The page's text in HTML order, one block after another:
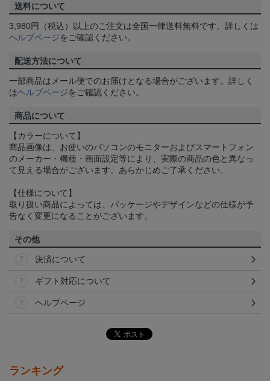
送料について
3,980円（税込）以上のご注文は全国一律送料無料です。詳しくは
ヘルプページをご確認ください。
配送方法について
一部商品はメール便でのお届けとなる場合がございます。詳しく
はヘルプページをご確認ください。
商品について
【カラーについて】
商品画像は、お使いのパソコンのモニターおよびスマートフォン
のメーカー・機種・画面設定等により、実際の商品の色と異なっ
て見える場合がございます。あらかじめご了承ください。
【仕様について】
取り扱い商品によっては、パッケージやデザインなどの仕様が予
告なく変更になることがございます。
その他
決済について
ギフト対応について
ヘルプページ
ランキング